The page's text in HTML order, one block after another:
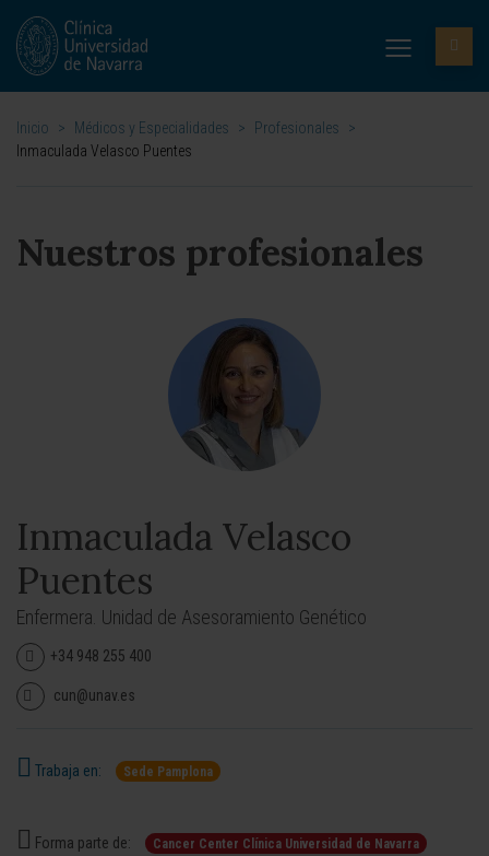
Inicio > Médicos y Especialidades > Profesionales
>
Inmaculada Velasco Puentes
Nuestros profesionales
Inmaculada Velasco
Puentes
Enfermera. Unidad de Asesoramiento Genético
+34 948 255 400
cun@unav.es
Trabaja en: Sede Pamplona
Forma parte de:
Cancer Center Clínica Universidad de Navarra